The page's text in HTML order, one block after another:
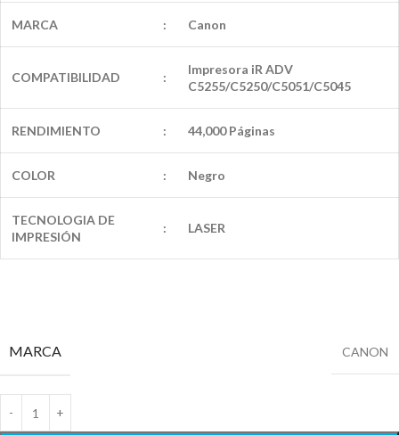
MARCA : Canon
COMPATIBILIDAD :
Impresora iR ADV
C5255/C5250/C5051/C5045
RENDIMIENTO : 44,000 Páginas
COLOR : Negro
TECNOLOGIA DE
IMPRESIÓN
: LASER
MARCA CANON